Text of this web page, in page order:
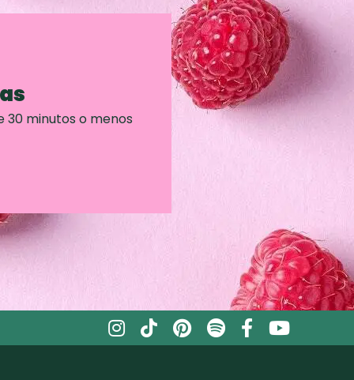
30 minutos o menos